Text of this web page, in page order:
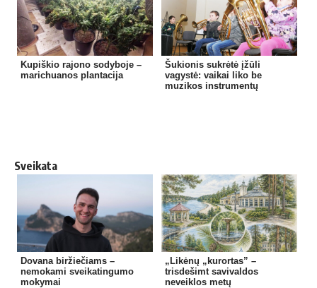
Kupiškio rajono sodyboje –
marichuanos plantacija
Šukionis sukrėtė įžūli
vagystė: vaikai liko be
muzikos instrumentų
Sveikata
Dovana biržiečiams –
nemokami sveikatingumo
mokymai
„Likėnų „kurortas” –
trisdešimt savivaldos
neveiklos metų